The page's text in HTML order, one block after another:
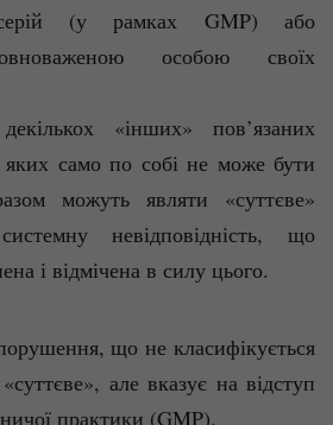
(у рамках GMP) або
особою своїх
«інших» пов’язаних
само по собі не може бути
можуть являти «суттєве»
невідповідність, що
і відмічена в силу цього.
що не класифікується
але вказує на відступ
практики (GMP).